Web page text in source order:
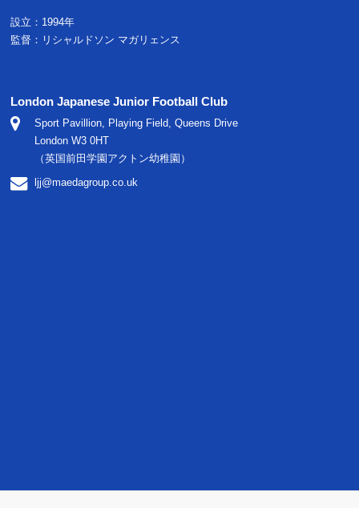
設立：1994年
監督：リシャルドソン マガリェンス
London Japanese Junior Football Club
Sport Pavillion, Playing Field, Queens Drive
London W3 0HT
（英国前田学園アクトン幼稚園）
ljj@maedagroup.co.uk